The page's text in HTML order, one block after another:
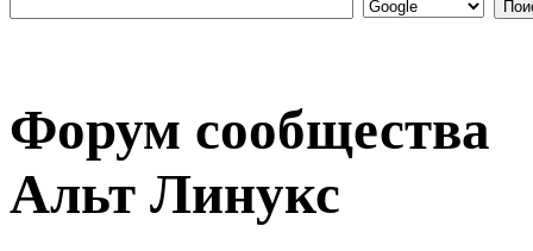
Форум сообщества
Альт Линукс